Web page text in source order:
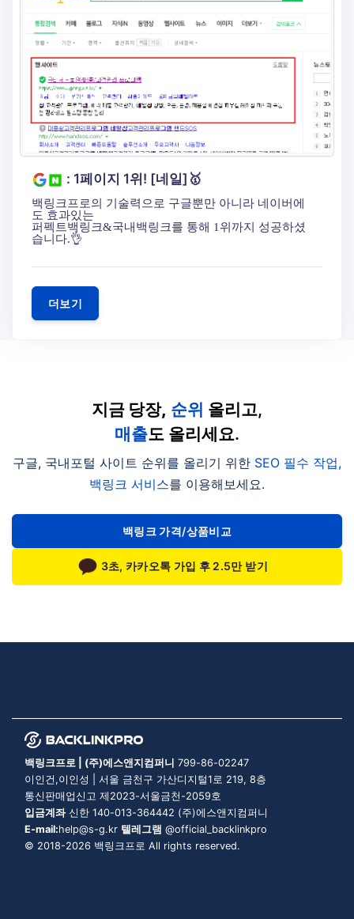
: 1페이지 1위! [네일]🥇
백링크프로의 기술력으로 구글뿐만 아니라 네이버에
도 효과있는
퍼펙트백링크&국내백링크를 통해 1위까지 성공하셨
습니다.👌
더보기
지금 당장, 순위 올리고,
매출도 올리세요.
구글, 국내포털 사이트 순위를 올리기 위한 SEO 필수 작업,
백링크 서비스를 이용해보세요.
백링크 가격/상품비교
3초, 카카오톡 가입 후 2.5만 받기
백링크프로 | (주)에스앤지컴퍼니 799-86-02247
이인건,이인성 | 서울 금천구 가산디지털1로 219, 8층
통신판매업신고 제2023-서울금천-2059호
입금계좌신한 140-013-364442 (주)에스앤지컴퍼니
E-mail:help@s-g.kr 텔레그램 @official_backlinkpro
© 2018-2026 백링크프로 All rights reserved.